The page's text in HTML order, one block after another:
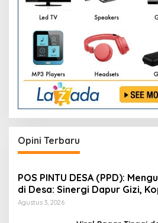
Opini Terbaru
POS PINTU DESA (PPD):
di Desa: Sinergi Dapur Gizi,
Terpadu
Agustus 3, 2026